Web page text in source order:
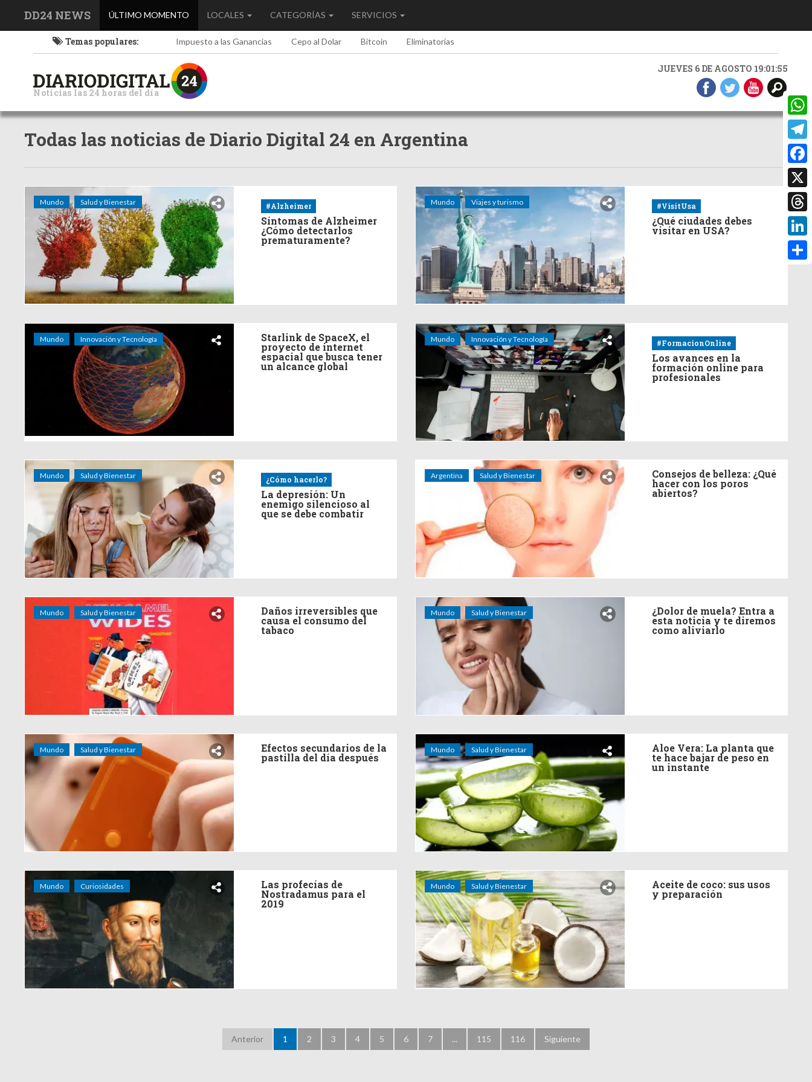
DD24 NEWS ÚLTIMO MOMENTO (current)LOCALES CATEGORÍAS SERVICIOS
Temas populares: Impuesto a las Ganancias Cepo al Dolar Bitcoin Eliminatorias
Noticias las 24 horas del día
JUEVES 6 DE AGOSTO 19:01:55
Todas las noticias de Diario Digital 24 en Argentina
Mundo Salud y Bienestar #Alzheimer
Síntomas de Alzheimer
¿Cómo detectarlos
prematuramente?
Mundo Viajes y turismo #VisitUsa
¿Qué ciudades debes
visitar en USA?
Mundo Innovación y Tecnología Starlink de SpaceX, el
proyecto de internet
espacial que busca tener
un alcance global
Mundo Innovación y Tecnología #FormacionOnline
Los avances en la
formación online para
profesionales
Mundo Salud y Bienestar ¿Cómo hacerlo?
La depresión: Un
enemigo silencioso al
que se debe combatir
Argentina Salud y Bienestar Consejos de belleza: ¿Qué
hacer con los poros
abiertos?
Mundo Salud y Bienestar Daños irreversibles que
causa el consumo del
tabaco
Mundo Salud y Bienestar ¿Dolor de muela? Entra a
esta noticia y te diremos
como aliviarlo
Mundo Salud y Bienestar Efectos secundarios de la
pastilla del día después
Mundo Salud y Bienestar Aloe Vera: La planta que
te hace bajar de peso en
un instante
Mundo Curiosidades Las profecías de
Nostradamus para el
2019
Mundo Salud y Bienestar Aceite de coco: sus usos
y preparación
Anterior 1 2 3 4 5 6 7 ... 115 116 Siguiente
X